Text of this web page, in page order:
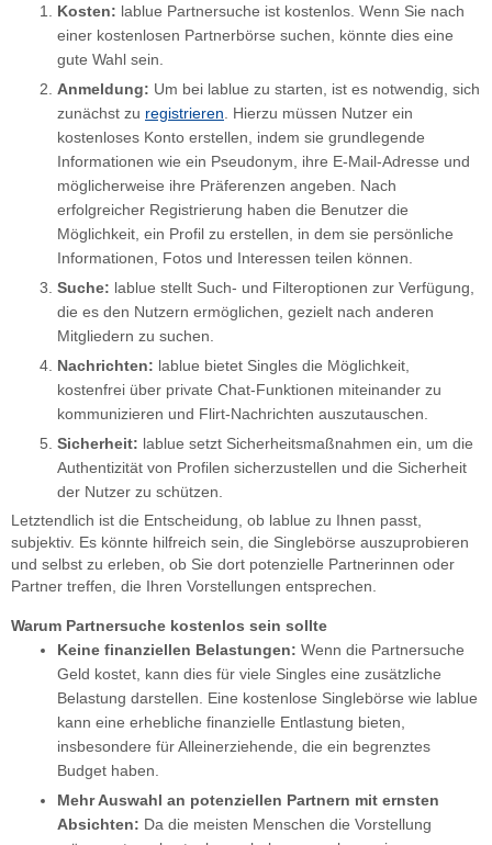
Kosten: lablue Partnersuche ist kostenlos. Wenn Sie nach
einer kostenlosen Partnerbörse suchen, könnte dies eine
gute Wahl sein.
Anmeldung: Um bei lablue zu starten, ist es notwendig, sich
zunächst zu registrieren . Hierzu müssen Nutzer ein
kostenloses Konto erstellen, indem sie grundlegende
Informationen wie ein Pseudonym, ihre E-Mail-Adresse und
möglicherweise ihre Präferenzen angeben. Nach
erfolgreicher Registrierung haben die Benutzer die
Möglichkeit, ein Profil zu erstellen, in dem sie persönliche
Informationen, Fotos und Interessen teilen können.
Suche: lablue stellt Such- und Filteroptionen zur Verfügung,
die es den Nutzern ermöglichen, gezielt nach anderen
Mitgliedern zu suchen.
Nachrichten: lablue bietet Singles die Möglichkeit,
kostenfrei über private Chat-Funktionen miteinander zu
kommunizieren und Flirt-Nachrichten auszutauschen.
Sicherheit: lablue setzt Sicherheitsmaßnahmen ein, um die
Authentizität von Profilen sicherzustellen und die Sicherheit
der Nutzer zu schützen.
Letztendlich ist die Entscheidung, ob lablue zu Ihnen passt,
subjektiv. Es könnte hilfreich sein, die Singlebörse auszuprobieren
und selbst zu erleben, ob Sie dort potenzielle Partnerinnen oder
Partner treffen, die Ihren Vorstellungen entsprechen.
Warum Partnersuche kostenlos sein sollte
Keine finanziellen Belastungen: Wenn die Partnersuche
Geld kostet, kann dies für viele Singles eine zusätzliche
Belastung darstellen. Eine kostenlose Singlebörse wie lablue
kann eine erhebliche finanzielle Entlastung bieten,
insbesondere für Alleinerziehende, die ein begrenztes
Budget haben.
Mehr Auswahl an potenziellen Partnern mit ernsten
Absichten: Da die meisten Menschen die Vorstellung